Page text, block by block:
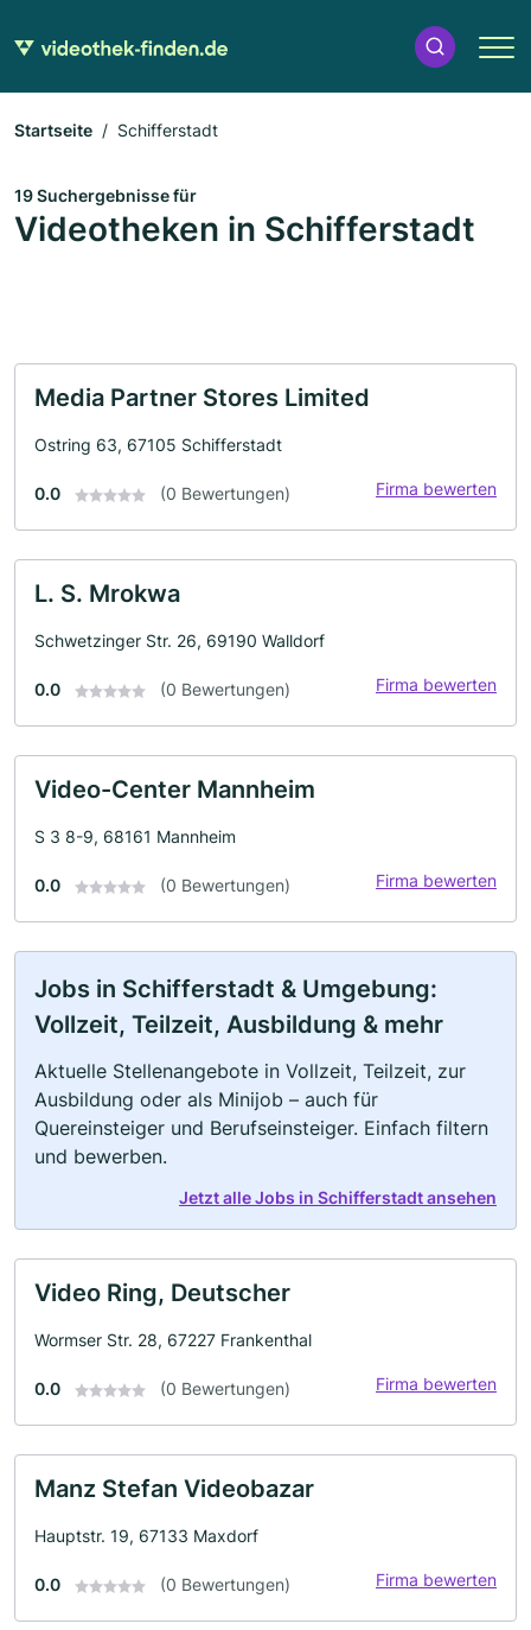
Startseite Schifferstadt
19 Suchergebnisse für
Videotheken in Schifferstadt
Media Partner Stores Limited
Ostring 63, 67105 Schifferstadt
0.0 (0 Bewertungen) Firma bewerten
L. S. Mrokwa
Schwetzinger Str. 26, 69190 Walldorf
0.0 (0 Bewertungen) Firma bewerten
Video-Center Mannheim
S 3 8-9, 68161 Mannheim
0.0 (0 Bewertungen) Firma bewerten
Jobs in Schifferstadt & Umgebung:
Vollzeit, Teilzeit, Ausbildung & mehr
Aktuelle Stellenangebote in Vollzeit, Teilzeit, zur
Ausbildung oder als Minijob – auch für
Quereinsteiger und Berufseinsteiger. Einfach filtern
und bewerben.
Jetzt alle Jobs in Schifferstadt ansehen
Video Ring, Deutscher
Wormser Str. 28, 67227 Frankenthal
0.0 (0 Bewertungen) Firma bewerten
Manz Stefan Videobazar
Hauptstr. 19, 67133 Maxdorf
0.0 (0 Bewertungen) Firma bewerten